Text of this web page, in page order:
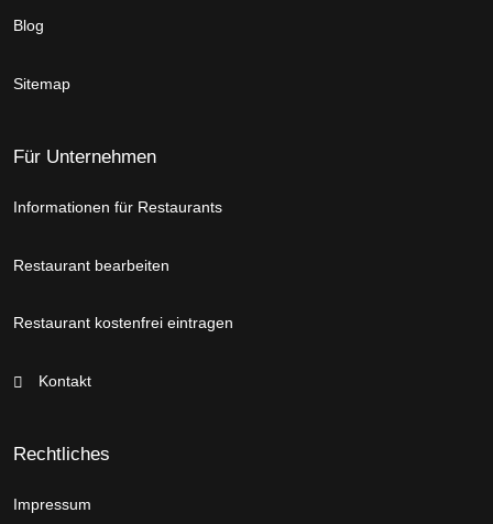
Blog
Sitemap
Für Unternehmen
Informationen für Restaurants
Restaurant bearbeiten
Restaurant kostenfrei eintragen
Kontakt
Rechtliches
Impressum